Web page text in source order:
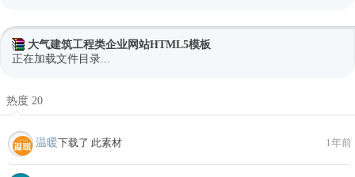
大气建筑工程类企业网站HTML5模板
正在加载文件目录...
热度 20
温暖下载了 此素材 1年前